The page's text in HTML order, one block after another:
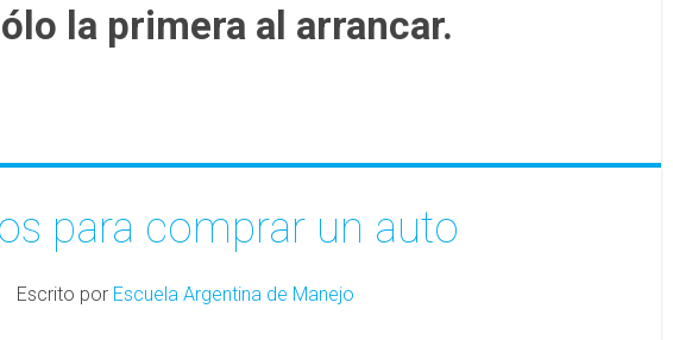
la primera al arrancar.
para comprar un auto
Escrito por Escuela Argentina de Manejo